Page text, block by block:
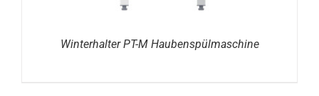
Winterhalter PT-M Haubenspülmaschine